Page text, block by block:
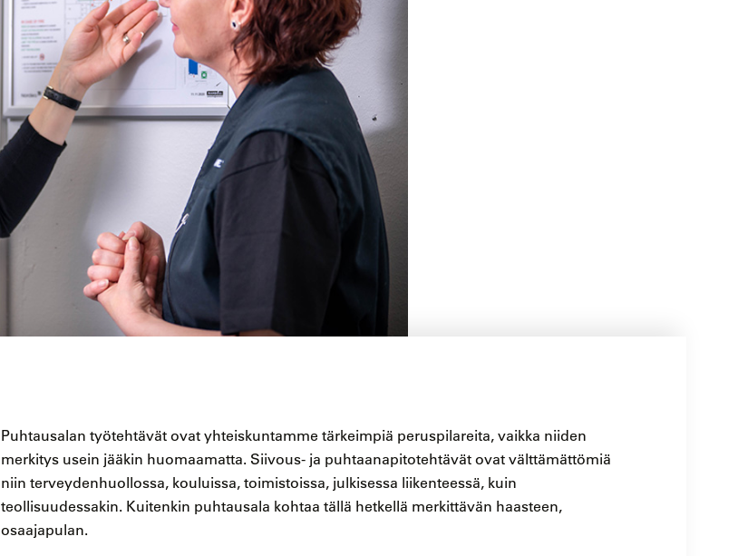
Puhtausalan työtehtävät ovat yhteiskuntamme tärkeimpiä peruspilareita, vaikka niiden
merkitys usein jääkin huomaamatta. Siivous- ja puhtaanapitotehtävät ovat välttämättömiä
niin terveydenhuollossa, kouluissa, toimistoissa, julkisessa liikenteessä, kuin
teollisuudessakin. Kuitenkin puhtausala kohtaa tällä hetkellä merkittävän haasteen,
osaajapulan.